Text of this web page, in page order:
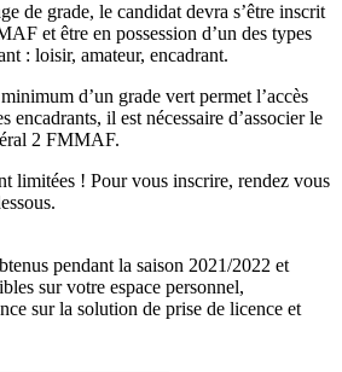
de grade, le candidat devra s’être inscrit
et être en possession d’un des types
: loisir, amateur, encadrant.
d’un grade vert permet l’accès
encadrants, il est nécessaire d’associer le
2 FMMAF.
limitées ! Pour vous inscrire, rendez vous
pendant la saison 2021/2022 et
sur votre espace personnel,
sur la solution de prise de licence et